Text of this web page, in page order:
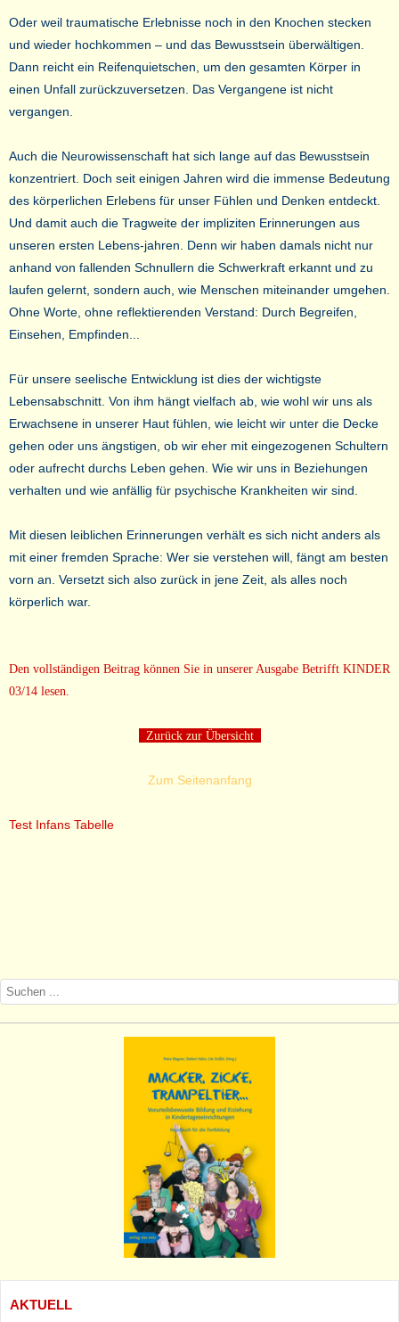
Oder weil traumatische Erlebnisse noch in den Knochen stecken
und wieder hochkommen – und das Bewusstsein überwältigen.
Dann reicht ein Reifenquietschen, um den gesamten Körper in
einen Unfall zurückzuversetzen. Das Vergangene ist nicht
vergangen.
Auch die Neurowissenschaft hat sich lange auf das Bewusstsein
konzentriert. Doch seit einigen Jahren wird die immense Bedeutung
des körperlichen Erlebens für unser Fühlen und Denken entdeckt.
Und damit auch die Tragweite der impliziten Erinnerungen aus
unseren ersten Lebens-jahren. Denn wir haben damals nicht nur
anhand von fallenden Schnullern die Schwerkraft erkannt und zu
laufen gelernt, sondern auch, wie Menschen miteinander umgehen.
Ohne Worte, ohne reflektierenden Verstand: Durch Begreifen,
Einsehen, Empfinden...
Für unsere seelische Entwicklung ist dies der wichtigste
Lebensabschnitt. Von ihm hängt vielfach ab, wie wohl wir uns als
Erwachsene in unserer Haut fühlen, wie leicht wir unter die Decke
gehen oder uns ängstigen, ob wir eher mit eingezogenen Schultern
oder aufrecht durchs Leben gehen. Wie wir uns in Beziehungen
verhalten und wie anfällig für psychische Krankheiten wir sind.
Mit diesen leiblichen Erinnerungen verhält es sich nicht anders als
mit einer fremden Sprache: Wer sie verstehen will, fängt am besten
vorn an. Versetzt sich also zurück in jene Zeit, als alles noch
körperlich war.
Den vollständigen Beitrag können Sie in unserer Ausgabe Betrifft KINDER
03/14 lesen.
Zurück zur Übersicht
Zum Seitenanfang
Test Infans Tabelle
AKTUELL